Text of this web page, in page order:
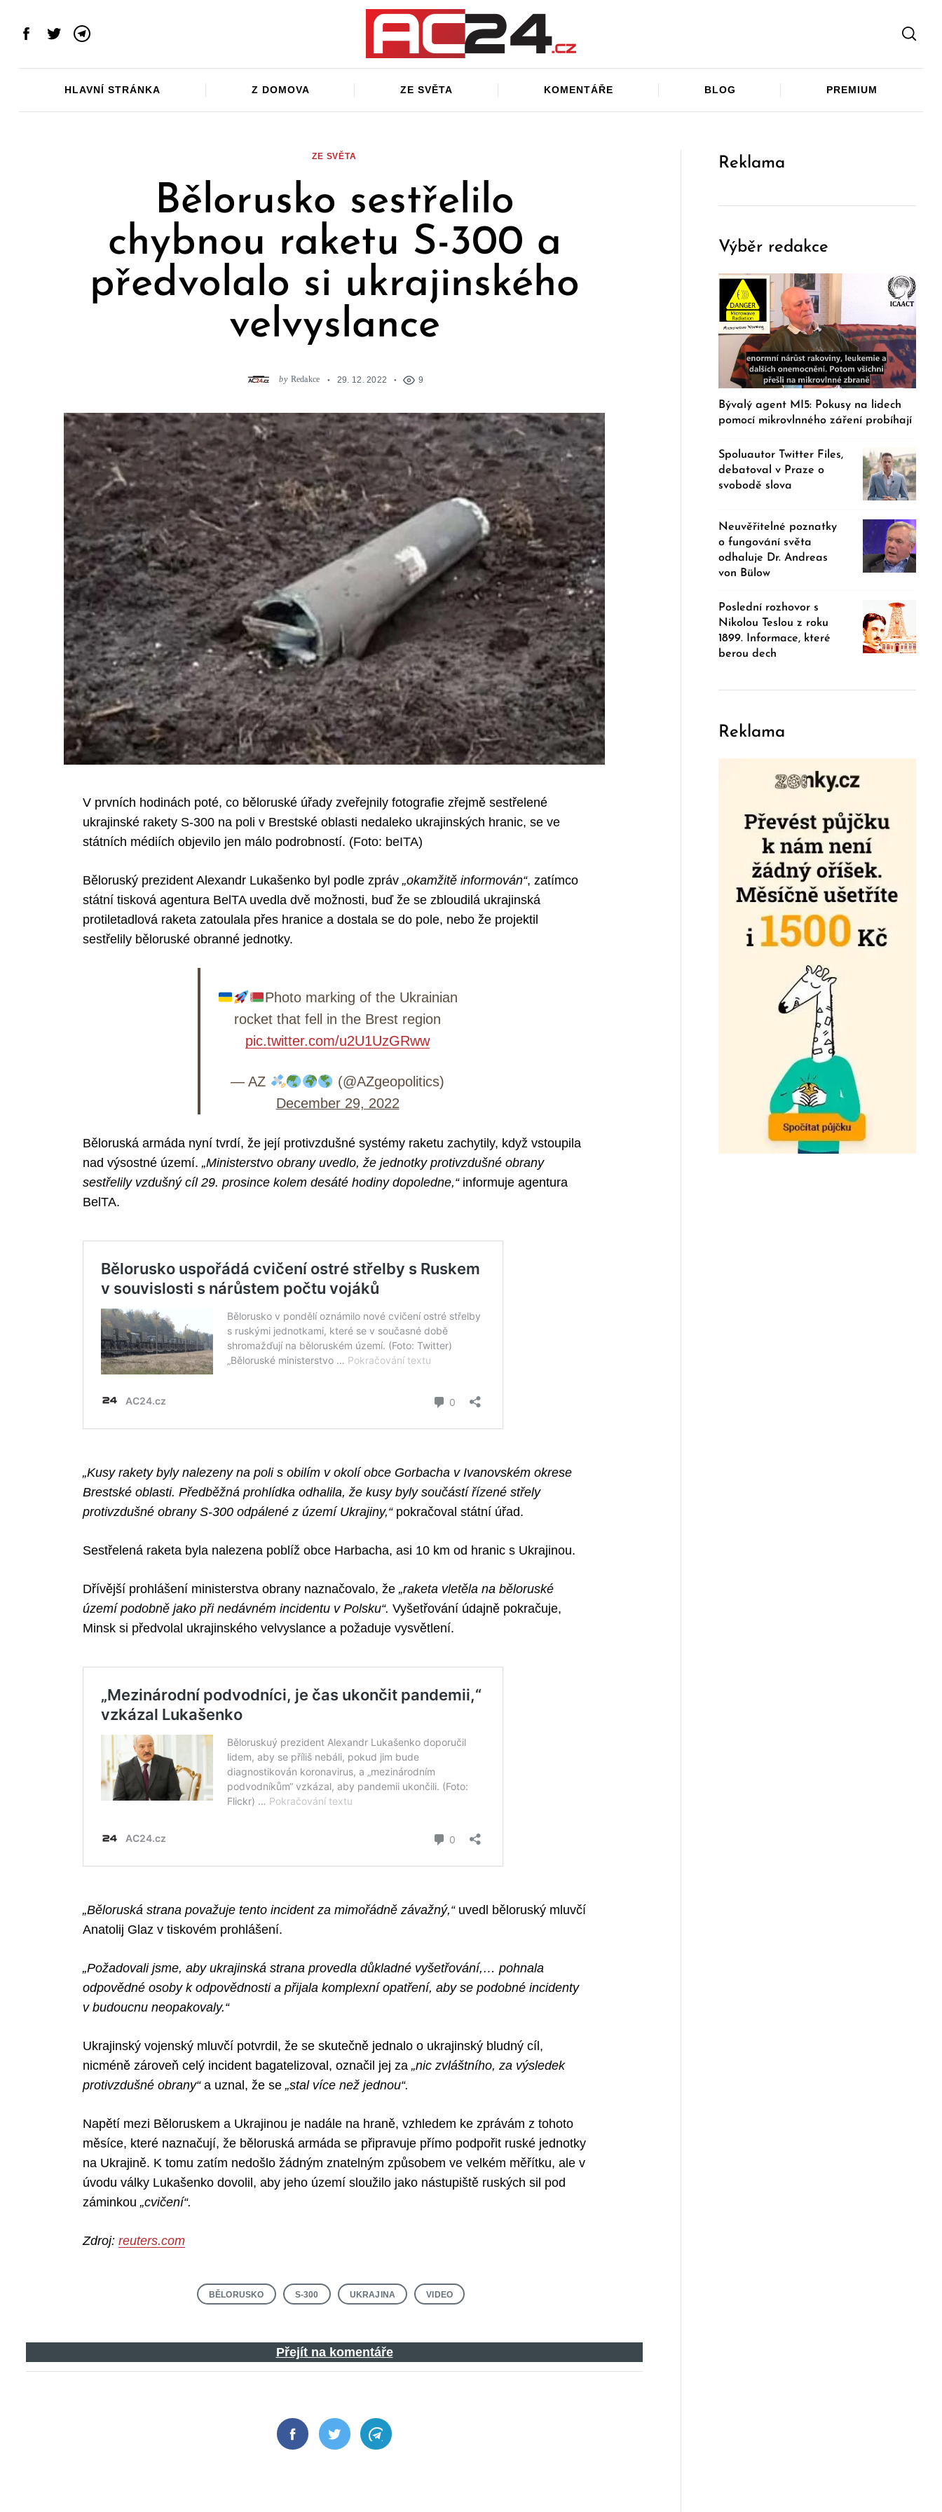
Facebook
TwitterTelegram
HLAVNÍ STRÁNKA Z DOMOVA ZE SVĚTA KOMENTÁŘE BLOG PREMIUM
ZE SVĚTA
Bělorusko sestřelilo
chybnou raketu S-300 a
předvolalo si ukrajinského
velvyslance
by Redakce 29. 12. 2022 9
V prvních hodinách poté, co běloruské úřady zveřejnily fotografie zřejmě sestřelené
ukrajinské rakety S-300 na poli v Brestské oblasti nedaleko ukrajinských hranic, se ve
státních médiích objevilo jen málo podrobností. (Foto: beITA)
Běloruský prezident Alexandr Lukašenko byl podle zpráv„okamžitě informován“, zatímco
státní tisková agentura BelTA uvedla dvě možnosti, buď že se zbloudilá ukrajinská
protiletadlová raketa zatoulala přes hranice a dostala se do pole, nebo že projektil
sestřelily běloruské obranné jednotky.
Photo marking of the Ukrainian
rocket that fell in the Brest region
pic.twitter.com/u2U1UzGRww
— AZ
(@AZgeopolitics)
December 29, 2022
Běloruská armáda nyní tvrdí, že její protivzdušné systémy raketu zachytily, když vstoupila
nad výsostné území. „Ministerstvo obrany uvedlo, že jednotky protivzdušné obrany
sestřelily vzdušný cíl 29. prosince kolem desáté hodiny dopoledne,“ informuje agentura
BelTA.
„Kusy rakety byly nalezeny na poli s obilím v okolí obce Gorbacha v Ivanovském okrese
Brestské oblasti. Předběžná prohlídka odhalila, že kusy byly součástí řízené střely
protivzdušné obrany S-300 odpálené z území Ukrajiny,“ pokračoval státní úřad.
Sestřelená raketa byla nalezena poblíž obce Harbacha, asi 10 km od hranic s Ukrajinou.
Dřívější prohlášení ministerstva obrany naznačovalo, že „raketa vletěla na běloruské
území podobně jako při nedávném incidentu v Polsku“. Vyšetřování údajně pokračuje,
Minsk si předvolal ukrajinského velvyslance a požaduje vysvětlení.
„Běloruská strana považuje tento incident za mimořádně závažný,“ uvedl běloruský mluvčí
Anatolij Glaz v tiskovém prohlášení.
„Požadovali jsme, aby ukrajinská strana provedla důkladné vyšetřování,… pohnala
odpovědné osoby k odpovědnosti a přijala komplexní opatření, aby se podobné incidenty
v budoucnu neopakovaly.“
Ukrajinský vojenský mluvčí potvrdil, že se skutečně jednalo o ukrajinský bludný cíl,
nicméně zároveň celý incident bagatelizoval, označil jej za„nic zvláštního, za výsledek
protivzdušné obrany“ a uznal, že se„stal více než jednou“.
Napětí mezi Běloruskem a Ukrajinou je nadále na hraně, vzhledem ke zprávám z tohoto
měsíce, které naznačují, že běloruská armáda se připravuje přímo podpořit ruské jednotky
na Ukrajině. K tomu zatím nedošlo žádným znatelným způsobem ve velkém měřítku, ale v
úvodu války Lukašenko dovolil, aby jeho území sloužilo jako nástupiště ruských sil pod
záminkou „cvičení“.
Zdroj: reuters.com
BĚLORUSKO S-300 UKRAJINA VIDEO
Přejít na komentáře
FacebookTwitter Telegram
Reklama
Výběr redakce
Bývalý agent MI5: Pokusy na lidech
pomocí mikrovlnného záření probíhají
Spoluautor Twitter Files,
debatoval v Praze o
svobodě slova
Neuvěřitelné poznatky
o fungování světa
odhaluje Dr. Andreas
von Bülow
Poslední rozhovor s
Nikolou Teslou z roku
1899. Informace, které
berou dech
Reklama
Search
for: